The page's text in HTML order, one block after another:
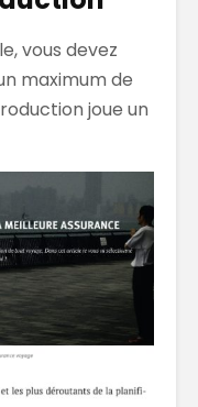
vous devez
maximum de
joue un